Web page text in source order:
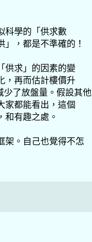
科學的「供求數
，都是不準確的！
供求」的因素的變
，再而估計樓價升
少了放盤量。假設其他
家都能看出，這個
和有趣之處。
架。自己也覺得不怎